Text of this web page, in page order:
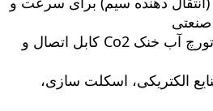
دارای لوازم جانبی تورچ آب خنک Co2 کابل اتصال و
الکتریکی، اسکلت سازی،